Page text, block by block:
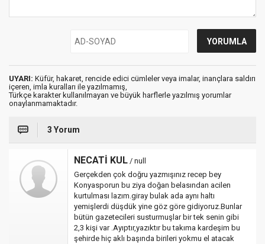
UYARI: Küfür, hakaret, rencide edici cümleler veya imalar, inançlara saldırı
içeren, imla kuralları ile yazılmamış,
Türkçe karakter kullanılmayan ve büyük harflerle yazılmış yorumlar
onaylanmamaktadır.
3 Yorum
NECATİ KUL / null
Gerçekden çok doğru yazmışınız recep bey
Konyasporun bu ziya doğan belasından acilen
kurtulması lazım.giray bulak ada aynı haltı
yemişlerdi düşdük yine göz göre gidiyoruz.Bunlar
bütün gazetecileri susturmuşlar bir tek senin gibi
2,3 kişi var .Ayıptır,yazıktır bu takıma kardeşim bu
şehirde hiç aklı başında birileri yokmu el atacak